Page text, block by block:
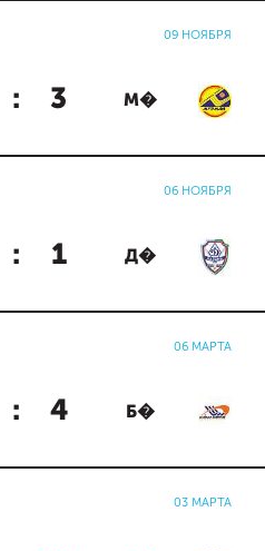
09 НОЯБРЯ
: 3 М�
06 НОЯБРЯ
: 1 Д�
06 МАРТА
: 4 Б�
03 МАРТА